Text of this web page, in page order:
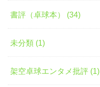
書評（卓球本） (34)
未分類 (1)
架空卓球エンタメ批評 (1)